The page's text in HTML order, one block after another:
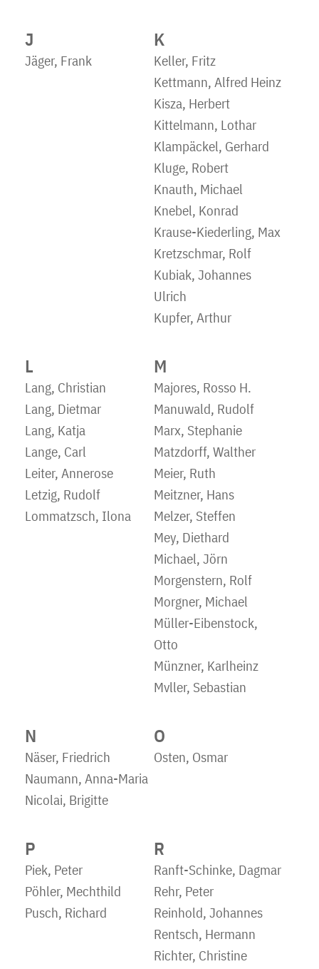
J
Jäger, Frank
K
Keller, Fritz
Kettmann, Alfred Heinz
Kisza, Herbert
Kittelmann, Lothar
Klampäckel, Gerhard
Kluge, Robert
Knauth, Michael
Knebel, Konrad
Krause-Kiederling, Max
Kretzschmar, Rolf
Kubiak, Johannes
Ulrich
Kupfer, Arthur
L
Lang, Christian
Lang, Dietmar
Lang, Katja
Lange, Carl
Leiter, Annerose
Letzig, Rudolf
Lommatzsch, Ilona
M
Majores, Rosso H.
Manuwald, Rudolf
Marx, Stephanie
Matzdorff, Walther
Meier, Ruth
Meitzner, Hans
Melzer, Steffen
Mey, Diethard
Michael, Jörn
Morgenstern, Rolf
Morgner, Michael
Müller-Eibenstock,
Otto
Münzner, Karlheinz
Mvller, Sebastian
N
Näser, Friedrich
Naumann, Anna-Maria
Nicolai, Brigitte
O
Osten, Osmar
P
Piek, Peter
Pöhler, Mechthild
Pusch, Richard
R
Ranft-Schinke, Dagmar
Rehr, Peter
Reinhold, Johannes
Rentsch, Hermann
Richter, Christine